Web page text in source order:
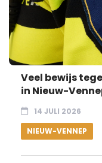
Veel bewijs
in Nieuw-
14 JULI 2026
NIEUW-VENNEP